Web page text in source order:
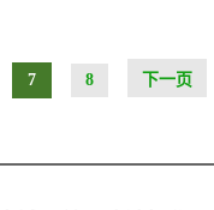
7 8 下一页